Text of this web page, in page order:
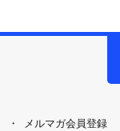
メルマガ会員登録